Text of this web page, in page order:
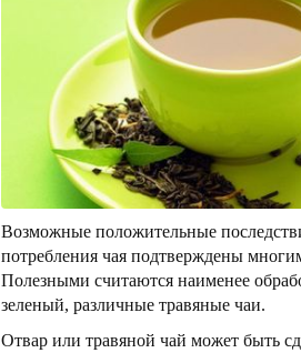
Возможные положительные
потребления чая подтверждены
Полезными считаются наименее
зеленый, различные травяные чаи.
Отвар или травяной чай может быть